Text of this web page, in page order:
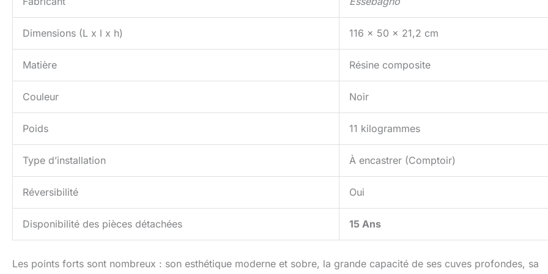
Dimensions (L x l x h) 116 x 50 x 21,2 cm
Matière Résine composite
Couleur Noir
Poids 11 kilogrammes
Type d’installation À encastrer (Comptoir)
Réversibilité Oui
Disponibilité des pièces détachées 15 Ans
Les points forts sont nombreux : son esthétique moderne et sobre, la grande capacité de ses cuves profondes, sa